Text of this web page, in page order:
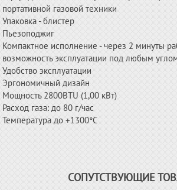
портативной газовой техники
Упаковка - блистер
Пьезоподжиг
Компактное исполнение - через 2 минуты
возможность эксплуатации под любым
Удобство эксплуатации
Эргономичный дизайн
Мощность 2800BTU (1,00 кВт)
Расход газа: до 80 г/час
Температура до +1300°C
СОПУТСТВУЮЩИЕ